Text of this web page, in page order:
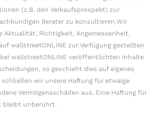
(z.B. den Verkaufsprospekt) zur
Berater zu konsultieren.Wir
Aktualität, Richtigkeit, Angemessenheit,
wallstreetONLINE zur Verfügung gestellten
wallstreetONLINE veröffentlichten Inhalte
so geschieht dies auf eigenes
wir unsere Haftung für etwaige
Vermögensschäden aus. Eine Haftung für
bleibt unberührt.